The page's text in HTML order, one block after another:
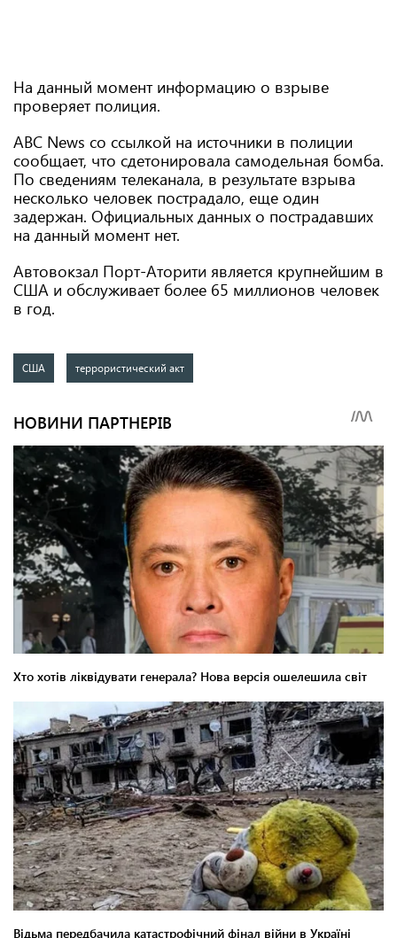
На данный момент информацию о взрыве
проверяет полиция.
ABC News со ссылкой на источники в полиции
сообщает, что сдетонировала самодельная бомба.
По сведениям телеканала, в результате взрыва
несколько человек пострадало, еще один
задержан. Официальных данных о пострадавших
на данный момент нет.
Автовокзал Порт-Аторити является крупнейшим в
США и обслуживает более 65 миллионов человек
в год.
США террористический акт